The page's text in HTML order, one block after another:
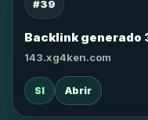
#39
Backlink generado
143.xg4ken.com
SI Abrir